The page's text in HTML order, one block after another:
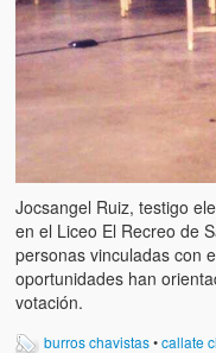
Jocsangel Ruiz, testigo
en el Liceo El Recreo de
personas vinculadas con
oportunidades han
votación.
burros chavistas•callate